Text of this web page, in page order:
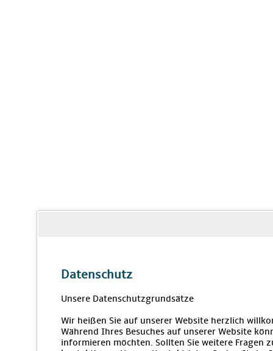
Datenschutz
Unsere Datenschutzgrundsätze
Wir heißen Sie auf unserer Website herzlich
Während Ihres Besuches auf unserer Website
informieren möchten. Sollten Sie weitere Fragen